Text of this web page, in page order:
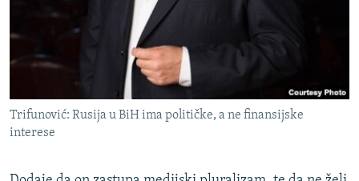
Trifunović: Rusija u BiH ima političke, a ne finansijske
interese